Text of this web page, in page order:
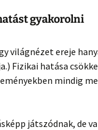
gyakorolni
világnézet ereje
Fizikai hatása
mindig
játszódnak, de